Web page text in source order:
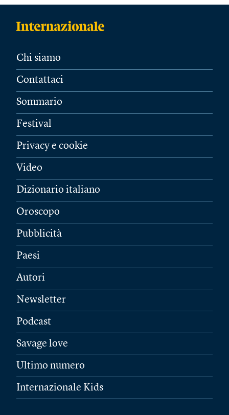
Chi siamo
Contattaci
Sommario
Festival
Privacy e cookie
Video
Dizionario italiano
Oroscopo
Pubblicità
Paesi
Autori
Newsletter
Podcast
Savage love
Ultimo numero
Internazionale Kids